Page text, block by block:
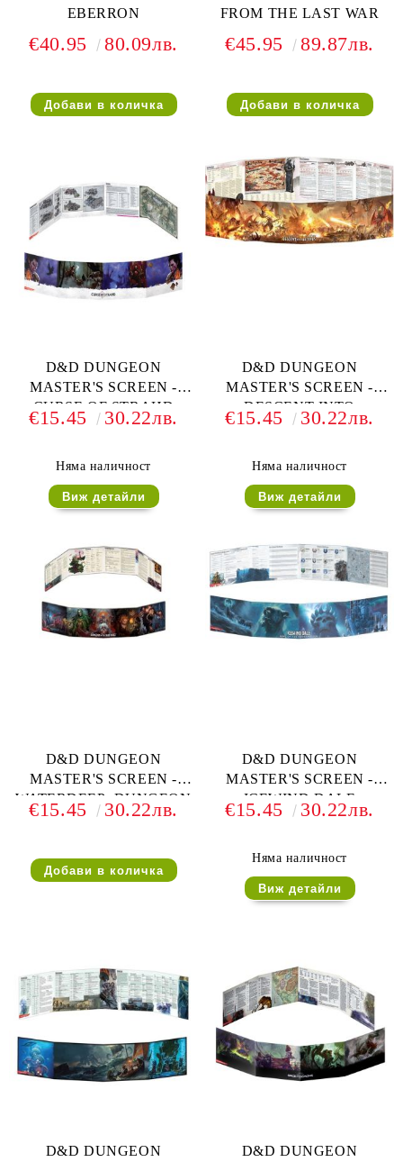
EBERRON
€40.95 80.09лв.
FROM THE LAST WAR
€45.95 89.87лв.
D&D DUNGEON
MASTER'S SCREEN -
CURSE OF STRAHD
€15.45 30.22лв.
Няма наличност
Виж детайли
D&D DUNGEON
MASTER'S SCREEN -
DESCENT INTO
AVERNUS
€15.45 30.22лв.
Няма наличност
Виж детайли
D&D DUNGEON
MASTER'S SCREEN -
WATERDEEP: DUNGEON
OF THE MAD MAGE
€15.45 30.22лв.
D&D DUNGEON
MASTER'S SCREEN -
ICEWIND DALE
€15.45 30.22лв.
Няма наличност
Виж детайли
D&D DUNGEON
D&D DUNGEON